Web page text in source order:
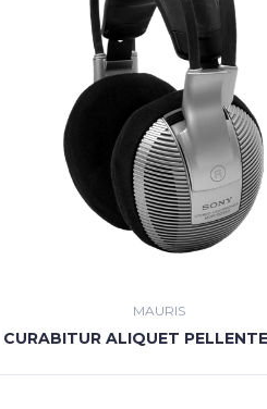
MAURIS
CURABITUR ALIQUET